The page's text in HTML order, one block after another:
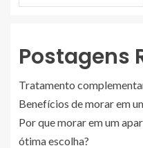
Postagens
Tratamento
Benefícios de morar em
Por que morar em um
ótima escolha?